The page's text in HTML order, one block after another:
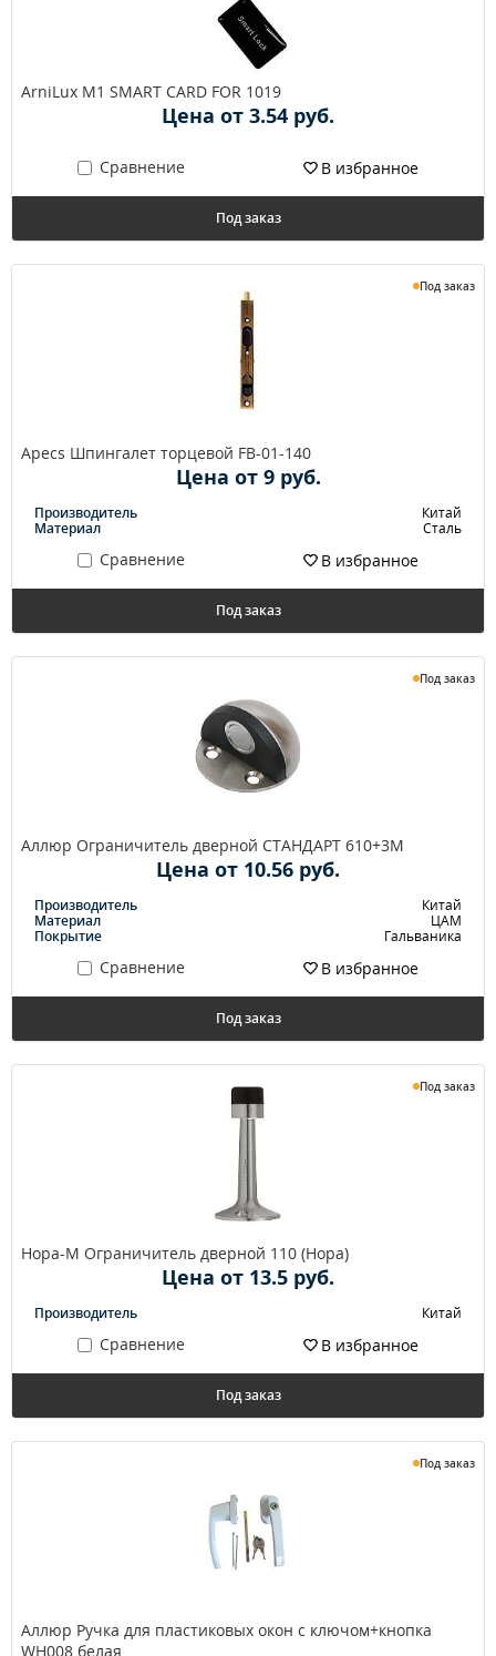
ArniLux M1 SMART CARD FOR 1019
Цена от 3.54 руб.
Сравнение В избранное
Под заказ
Под заказ
Apecs Шпингалет торцевой FB-01-140
Цена от 9 руб.
Производитель
Китай
Материал
Сталь
Сравнение В избранное
Под заказ
Под заказ
Аллюр Ограничитель дверной СТАНДАРТ 610+3М
Цена от 10.56 руб.
Производитель
Китай
Материал
ЦАМ
Покрытие
Гальваника
Сравнение В избранное
Под заказ
Под заказ
Нора-М Ограничитель дверной 110 (Нора)
Цена от 13.5 руб.
Производитель Китай
Сравнение В избранное
Под заказ
Под заказ
Аллюр Ручка для пластиковых окон с ключом+кнопка
WH008 белая